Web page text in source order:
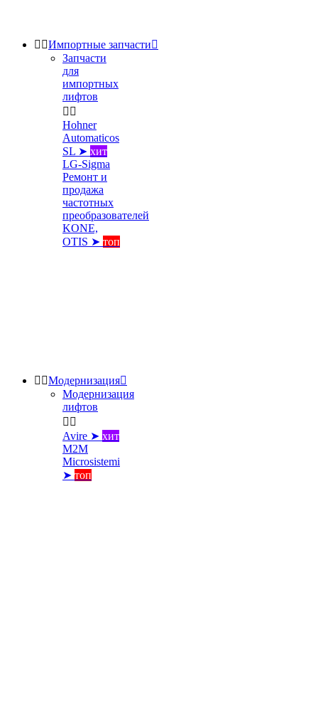
 Импортные запчасти
Запчасти
для
импортных
лифтов
 
Hohner
Automaticos
SL ➤ хит
LG-Sigma
Ремонт и
продажа
частотных
преобразователей
KONE,
OTIS ➤ топ
 Модернизация
Модернизация
лифтов
 
Avire ➤ хит
M2M
Microsistemi
➤ топ